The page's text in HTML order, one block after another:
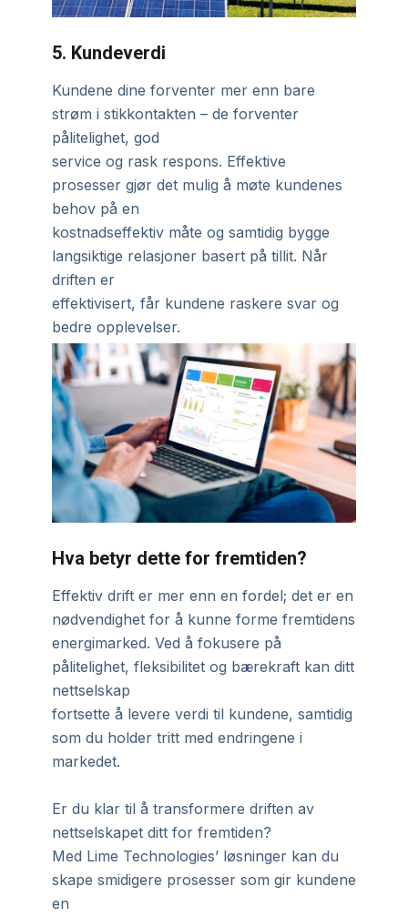
5. Kundeverdi
Kundene dine forventer mer enn bare
strøm i stikkontakten – de forventer
pålitelighet, god
service og rask respons. Effektive
prosesser gjør det mulig å møte kundenes
behov på en
kostnadseffektiv måte og samtidig bygge
langsiktige relasjoner basert på tillit. Når
driften er
effektivisert, får kundene raskere svar og
bedre opplevelser.
Hva betyr dette for fremtiden?
Effektiv drift er mer enn en fordel; det er en
nødvendighet for å kunne forme fremtidens
energimarked. Ved å fokusere på
pålitelighet, fleksibilitet og bærekraft kan ditt
nettselskap
fortsette å levere verdi til kundene, samtidig
som du holder tritt med endringene i
markedet.
Er du klar til å transformere driften av
nettselskapet ditt for fremtiden?
Med Lime Technologies’ løsninger kan du
skape smidigere prosesser som gir kundene
en